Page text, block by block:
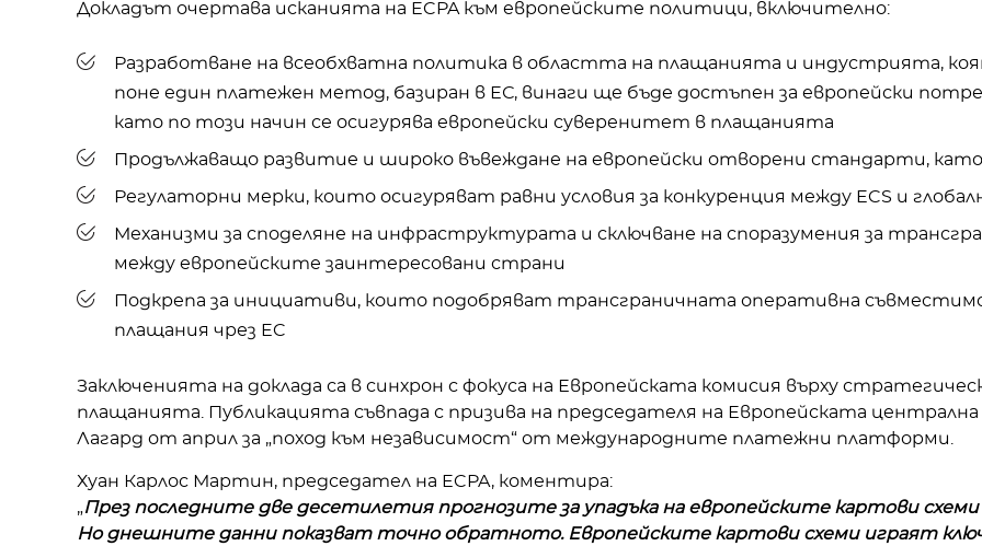
Докладът очертава исканията на ECPA към европейските политици, включително:
Разработване на всеобхватна политика в областта на плащанията и индустрията,
поне един платежен метод, базиран в ЕС, винаги ще бъде достъпен за европейски
като по този начин се осигурява европейски суверенитет в плащанията
Продължаващо развитие и широко въвеждане на европейски отворени стандарти, като
Регулаторни мерки, които осигуряват равни условия за конкуренция между ECS и
Механизми за споделяне на инфраструктурата и сключване на споразумения за
между европейските заинтересовани страни
Подкрепа за инициативи, които подобряват трансграничната оперативна
плащания чрез EC
Заключенията на доклада са в синхрон с фокуса на Европейската комисия върху
плащанията. Публикацията съвпада с призива на председателя на Европейската
Лагард от април за „поход към независимост“ от международните платежни платформи.
Хуан Карлос Мартин, председател на ECPA, коментира:
„През последните две десетилетия прогнозите за упадъка на европейските картови
Но днешните данни показват точно обратното. Европейските картови схеми играят